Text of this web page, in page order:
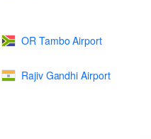
OR Tambo Airport
Rajiv Gandhi Airport